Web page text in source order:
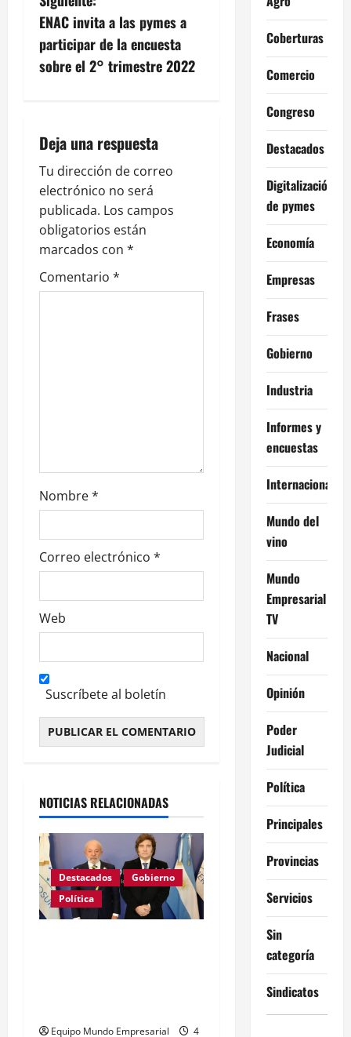
g
a
ó
n
d
e
e
a
s
ENAC invita a las pymes a
participar de la encuesta
sobre el 2° trimestre 2022
Deja una respuesta
Tu dirección de correo
electrónico no será
publicada. Los campos
obligatorios están
marcados con *
Comentario *
Nombre*
Correo electrónico *
Web
Suscríbete al boletín
NOTICIAS RELACIONADAS
Destacados
Gobierno
Política
Equipo Mundo Empresarial
4
Coberturas
Comercio
Congreso
Destacados
Digitalización
de pymes
Economía
Empresas
Frases
Gobierno
Industria
Informes y
encuestas
Internacional
Mundo del
vino
Mundo
Empresarial
TV
Nacional
Opinión
Poder
Judicial
Política
Principales
Provincias
Servicios
Sin
categoría
Sindicatos